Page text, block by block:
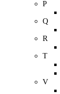
P
Q
R
T
V